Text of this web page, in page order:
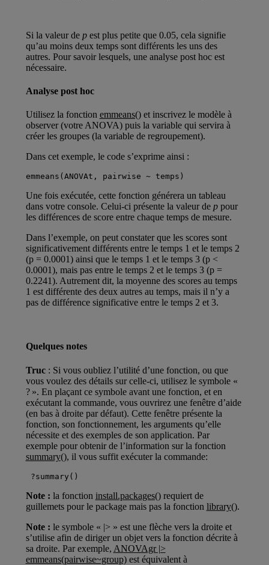
Si la valeur de pest plus petite que 0.05, cela signifie
qu’au moins deux temps sont différents les uns des
autres. Pour savoir lesquels, une analyse post hoc est
nécessaire.
Analyse post hoc
Utilisez la fonction emmeans()et inscrivez le modèle à
observer (votre ANOVA) puis la variable qui servira à
créer les groupes (la variable de regroupement).
Dans cet exemple, le code s’exprime ainsi :
emmeans(ANOVAt, pairwise ~ temps)
Une fois exécutée, cette fonction générera un tableau
dans votre console. Celui-ci présente la valeur de ppour
les différences de score entre chaque temps de mesure.
Dans l’exemple, on peut constater que les scores sont
significativement différents entre le temps 1 et le temps 2
(p = 0.0001) ainsi que le temps 1 et le temps 3 (p <
0.0001), mais pas entre le temps 2 et le temps 3 (p =
0.2241). Autrement dit, la moyenne des scores au temps
1 est différente des deux autres au temps, mais il n’y a
pas de différence significative entre le temps 2 et 3.
Quelques notes
Truc : Si vous oubliez l’utilité d’une fonction, ou que
vous voulez des détails sur celle-ci, utilisez le symbole «
? ». En plaçant ce symbole avant une fonction, et en
exécutant la commande, vous ouvrirez une fenêtre d’aide
(en bas à droite par défaut). Cette fenêtre présente la
fonction, son fonctionnement, les arguments qu’elle
nécessite et des exemples de son application. Par
exemple pour obtenir de l’information sur la fonction
summary(), il vous suffit exécuter la commande:
?summary()
Note : la fonction install.packages()requiert de
guillemets pour le package mais pas la fonction library().
Note : le symbole « |> » est une flèche vers la droite et
s’utilise afin de diriger un objet vers la fonction décrite à
sa droite. Par exemple, ANOVAgr |>
emmeans(pairwise~group)est équivalent à